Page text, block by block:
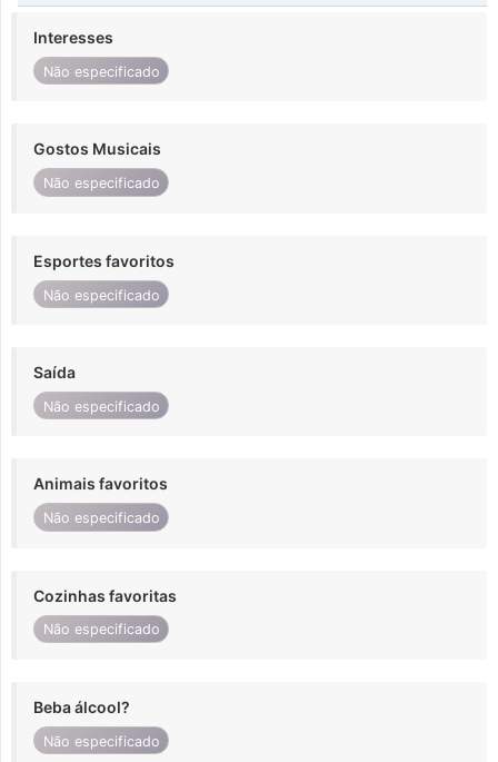
Interesses
Não especificado
Gostos Musicais
Não especificado
Esportes favoritos
Não especificado
Saída
Não especificado
Animais favoritos
Não especificado
Cozinhas favoritas
Não especificado
Beba álcool?
Não especificado